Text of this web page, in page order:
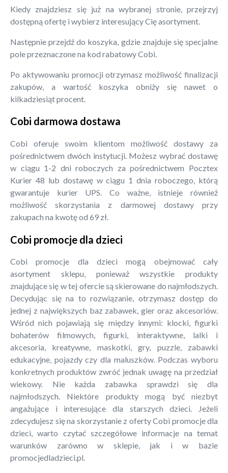
Kiedy znajdziesz się już na wybranej stronie, przejrzyj
dostępną ofertę i wybierz interesujący Cię asortyment.
Następnie przejdź do koszyka, gdzie znajduje się specjalne
pole przeznaczone na kod rabatowy Cobi.
Po aktywowaniu promocji otrzymasz możliwość finalizacji
zakupów, a wartość koszyka obniży się nawet o
kilkadziesiąt procent.
Cobi darmowa dostawa
Cobi oferuje swoim klientom możliwość dostawy za
pośrednictwem dwóch instytucji. Możesz wybrać dostawę
w ciągu 1-2 dni roboczych za pośrednictwem Pocztex
Kurier 48 lub dostawę w ciągu 1 dnia roboczego, którą
gwarantuje kurier UPS. Co ważne, istnieje również
możliwość skorzystania z darmowej dostawy przy
zakupach na kwotę od 69 zł.
Cobi promocje dla dzieci
Cobi promocje dla dzieci mogą obejmować cały
asortyment sklepu, ponieważ wszystkie produkty
znajdujące się w tej ofercie są skierowane do najmłodszych.
Decydując się na to rozwiązanie, otrzymasz dostęp do
jednej z największych baz zabawek, gier oraz akcesoriów.
Wśród nich pojawiają się między innymi: klocki, figurki
bohaterów filmowych, figurki, interaktywne, lalki i
akcesoria, kreatywne, maskotki, gry, puzzle, zabawki
edukacyjne, pojazdy czy dla maluszków. Podczas wyboru
konkretnych produktów zwróć jednak uwagę na przedział
wiekowy. Nie każda zabawka sprawdzi się dla
najmłodszych. Niektóre produkty mogą być niezbyt
angażujące i interesujące dla starszych dzieci. Jeżeli
zdecydujesz się na skorzystanie z oferty Cobi promocje dla
dzieci, warto czytać szczegółowe informacje na temat
warunków zarówno w sklepie, jak i w bazie
promocjedladzieci.pl.